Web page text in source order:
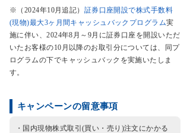
※（2024年10月追記） 証券口座開設で株式手数料
(現物)最大3ヶ月間キャッシュバックプログラム実
施に伴い、2024年8月～9月に証券口座を開設いただ
いたお客様の10月以降のお取引分については、同プ
ログラムの下でキャッシュバックを実施いたしま
す。
キャンペーンの留意事項
・国内現物株式取引(買い・売り)注文にかかる